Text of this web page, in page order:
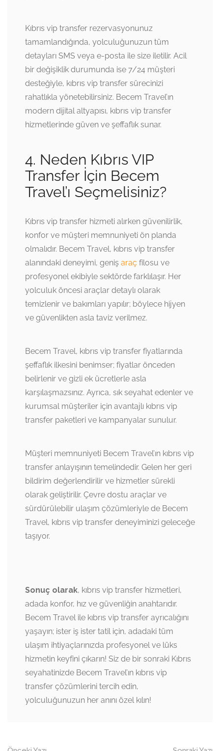
Kıbrıs vip transfer rezervasyonunuz
tamamlandığında, yolculuğunuzun tüm
detayları SMS veya e-posta ile size iletilir. Acil
bir değişiklik durumunda ise 7/24 müşteri
desteğiyle, kıbrıs vip transfer sürecinizi
rahatlıkla yönetebilirsiniz. Becem Travel’ın
modern dijital altyapısı, kıbrıs vip transfer
hizmetlerinde güven ve şeffaflık sunar.
4. Neden Kıbrıs VIP
Transfer İçin Becem
Travel’ı Seçmelisiniz?
Kıbrıs vip transfer hizmeti alırken güvenilirlik,
konfor ve müşteri memnuniyeti ön planda
olmalıdır. Becem Travel, kıbrıs vip transfer
alanındaki deneyimi, geniş araç filosu ve
profesyonel ekibiyle sektörde farklılaşır. Her
yolculuk öncesi araçlar detaylı olarak
temizlenir ve bakımları yapılır; böylece hijyen
ve güvenlikten asla taviz verilmez.
Becem Travel, kıbrıs vip transfer fiyatlarında
şeffaflık ilkesini benimser; fiyatlar önceden
belirlenir ve gizli ek ücretlerle asla
karşılaşmazsınız. Ayrıca, sık seyahat edenler ve
kurumsal müşteriler için avantajlı kıbrıs vip
transfer paketleri ve kampanyalar sunulur.
Müşteri memnuniyeti Becem Travel’ın kıbrıs vip
transfer anlayışının temelindedir. Gelen her geri
bildirim değerlendirilir ve hizmetler sürekli
olarak geliştirilir. Çevre dostu araçlar ve
sürdürülebilir ulaşım çözümleriyle de Becem
Travel, kıbrıs vip transfer deneyiminizi geleceğe
taşıyor.
Sonuç olarak, kıbrıs vip transfer hizmetleri,
adada konfor, hız ve güvenliğin anahtarıdır.
Becem Travel ile kıbrıs vip transfer ayrıcalığını
yaşayın; ister iş ister tatil için, adadaki tüm
ulaşım ihtiyaçlarınızda profesyonel ve lüks
hizmetin keyfini çıkarın! Siz de bir sonraki Kıbrıs
seyahatinizde Becem Travel’ın kıbrıs vip
transfer çözümlerini tercih edin,
yolculuğunuzun her anını özel kılın!